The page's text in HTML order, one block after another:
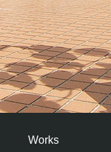
Works